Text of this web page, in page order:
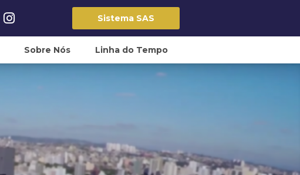
Sistema SAS
Sobre Nós Linha do Tempo